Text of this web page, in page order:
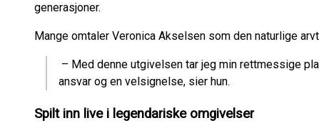
generasjoner.
Mange omtaler Veronica Akselsen som den naturlige
– Med denne utgivelsen tar jeg min rettmessige
ansvar og en velsignelse, sier hun.
Spilt inn live i legendariske omgivelser